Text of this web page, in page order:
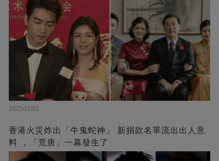
2025/12/02
香港火災炸出「牛鬼蛇神」 新捐款名單流出出人意
料 ，「荒唐」一幕發生了